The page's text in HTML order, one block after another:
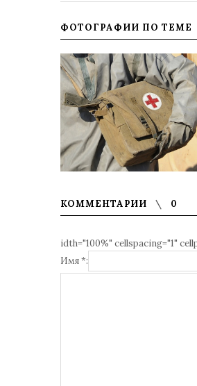
ФОТОГРАФИИ ПО ТЕМЕ
КОММЕНТАРИИ 0
idth="100%" cellspacing="1"
Имя *: